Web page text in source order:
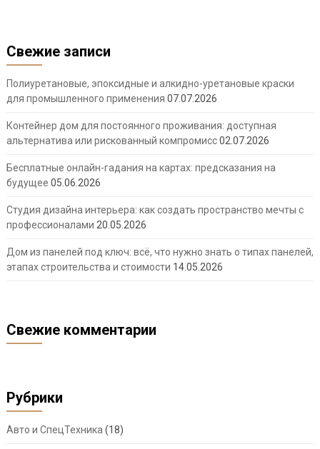
Свежие записи
Полиуретановые, эпоксидные и алкидно-уретановые краски
для промышленного применения 07.07.2026
Контейнер дом для постоянного проживания: доступная
альтернатива или рискованный компромисс02.07.2026
Бесплатные онлайн-гадания на картах: предсказания на
будущее 05.06.2026
Студия дизайна интерьера: как создать пространство мечты с
профессионалами 20.05.2026
Дом из панелей под ключ: всё, что нужно знать о типах панелей,
этапах строительства и стоимости 14.05.2026
Свежие комментарии
Рубрики
Авто и СпецТехника (18)